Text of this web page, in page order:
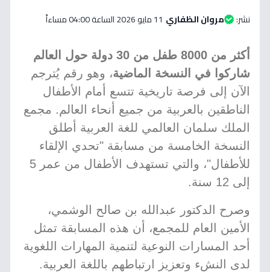
نشر: مروان الظفاري 11 مايو 2026 الساعة 04:00 مساءاً
أكثر من 8000 طفل من 30 دولة حول العالم
شاركوا في النسخة الماضية، وهو رقم يُترجم
الآن إلى فرصة تاريخية تتسع أمام الأطفال
الناطقين بالعربية من جميع أنحاء العالم. مجمع
الملك سلمان العالمي للغة العربية أطلق
النسخة الخامسة من مسابقة "تحدي الإلقاء
للأطفال"، والتي تستهدف الأطفال من عمر 5
إلى 12 سنة.
وصرح الدكتور عبدالله بن صالح الوشمي،
الأمين العام للمجمع، أن هذه المسابقة تمثل
أحد المسارات النوعية لتنمية المهارات اللغوية
لدى النشء وتعزيز ارتباطهم باللغة العربية.